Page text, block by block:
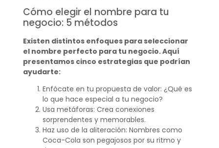
Cómo elegir el nombre para tu
negocio: 5 métodos
Existen distintos enfoques para seleccionar
el nombre perfecto para tu negocio. Aquí
presentamos cinco estrategias que podrían
ayudarte:
Enfócate en tu propuesta de valor: ¿Qué es
lo que hace especial a tu negocio?
Usa metáforas: Crea conexiones
sorprendentes y memorables.
Haz uso de la aliteración: Nombres como
Coca-Cola son pegajosos por su ritmo y